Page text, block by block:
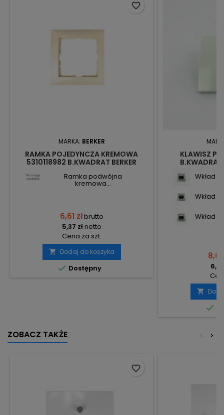
MARKA: BERKER
RAMKA POJEDYNCZA KREMOWA
5310118982 B.KWADRAT BERKER
Ramka podwójna
kremowa...
6,61 złbrutto
5,37 złnetto
Cena za szt.
 Dodaj do koszyka
 Dostępny
favorite_border
KLAWISZ
Wkład
Wkład
Wkład
8,01


ZOBACZ TAKŻE >
<
favorite_border